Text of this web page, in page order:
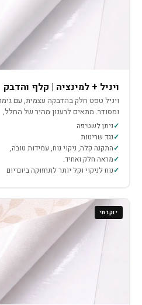
ויניל + למינציה | קלף והדבק
ויניל טפט חלק בהדבקה עצמית, עם
ומסודר. מתאים לרענון מהיר של החלל,
ניתן לשטיפה
נגד שריטות
התקנה קלה, ניקוי נוח, עמידות טובה,
מראה חלק ואחיד.
נוח לניקוי וקל יותר לתחזוקה ביום־יום
יוקרתי